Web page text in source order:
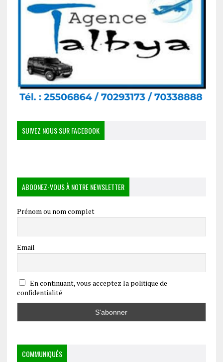
SUIVEZ NOUS SUR FACEBOOK
ABOONEZ-VOUS À NOTRE NEWSLETTER
Prénom ou nom complet
Email
En continuant, vous acceptez la politique de
confidentialité
COMMUNIQUÉS